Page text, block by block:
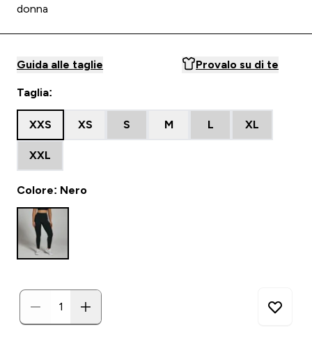
donna
Guida alle taglie Provalo su di te
Taglia:
XXS XS S M L XL
XXL
Colore: Nero